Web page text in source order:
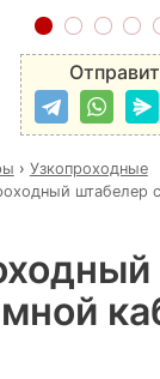
› Узкопроходные
штабелер